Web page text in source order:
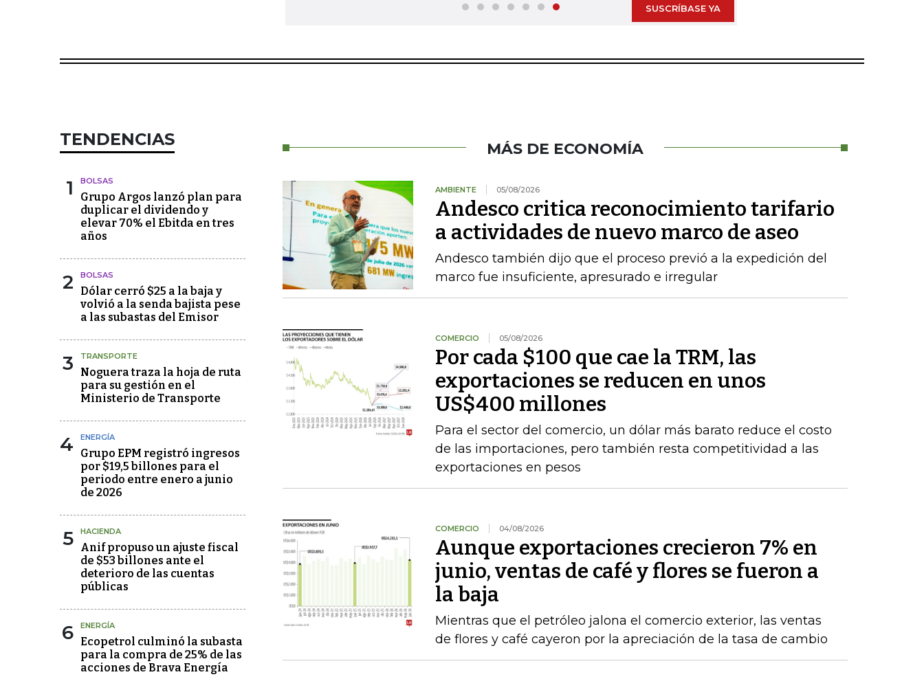
SUSCRÍBASE YA
TENDENCIAS
1 BOLSAS
Grupo Argos lanzó plan para
duplicar el dividendo y
elevar 70% el Ebitda en tres
años
2 BOLSAS
Dólar cerró $25 a la baja y
volvió a la senda bajista pese
a las subastas del Emisor
3 TRANSPORTE
Noguera traza la hoja de ruta
para su gestión en el
Ministerio de Transporte
4 ENERGÍA
Grupo EPM registró ingresos
por $19,5 billones para el
periodo entre enero a junio
de 2026
5 HACIENDA
Anif propuso un ajuste fiscal
de $53 billones ante el
deterioro de las cuentas
públicas
6 ENERGÍA
Ecopetrol culminó la subasta
para la compra de 25% de las
acciones de Brava Energía
MÁS DE ECONOMÍA
AMBIENTE 05/08/2026
Andesco critica reconocimiento tarifario
a actividades de nuevo marco de aseo
Andesco también dijo que el proceso previó a la expedición del
marco fue insuficiente, apresurado e irregular
COMERCIO 05/08/2026
Por cada $100 que cae la TRM, las
exportaciones se reducen en unos
US$400 millones
Para el sector del comercio, un dólar más barato reduce el costo
de las importaciones, pero también resta competitividad a las
exportaciones en pesos
COMERCIO 04/08/2026
Aunque exportaciones crecieron 7% en
junio, ventas de café y flores se fueron a
la baja
Mientras que el petróleo jalona el comercio exterior, las ventas
de flores y café cayeron por la apreciación de la tasa de cambio